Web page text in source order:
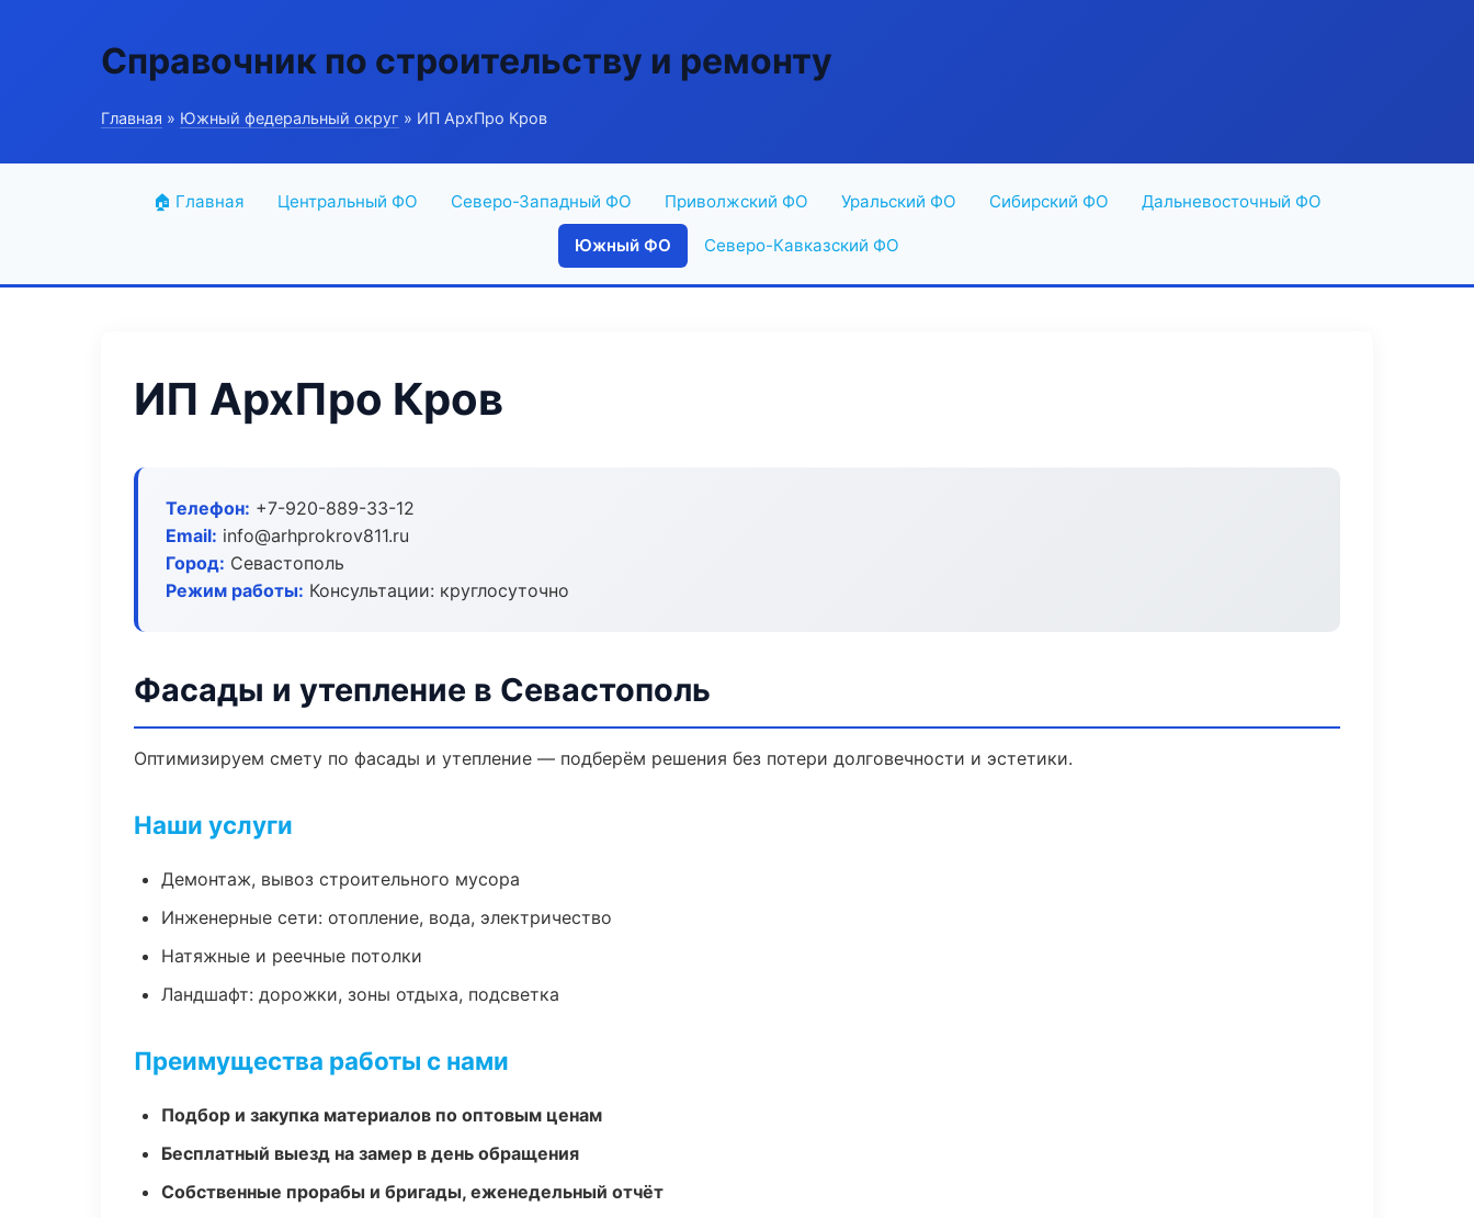
Справочник по строительству и ремонту
Главная » Южный федеральный округ » ИП АрхПро Кров
🏠 Главная Центральный ФО Северо-Западный ФО Приволжский ФО Уральский ФО Сибирский ФО Дальневосточный ФО
Южный ФО Северо-Кавказский ФО
ИП АрхПро Кров
Телефон: +7-920-889-33-12
Email: info@arhprokrov811.ru
Город: Севастополь
Режим работы: Консультации: круглосуточно
Фасады и утепление в Севастополь
Оптимизируем смету по фасады и утепление — подберём решения без потери долговечности и эстетики.
Наши услуги
Демонтаж, вывоз строительного мусора
Инженерные сети: отопление, вода, электричество
Натяжные и реечные потолки
Ландшафт: дорожки, зоны отдыха, подсветка
Преимущества работы с нами
Подбор и закупка материалов по оптовым ценам
Бесплатный выезд на замер в день обращения
Собственные прорабы и бригады, еженедельный отчёт